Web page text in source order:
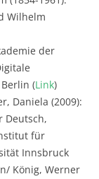
Wilhelm
der
(Link)
Daniela (2009):
Deutsch,
für
Innsbruck
König, Werner